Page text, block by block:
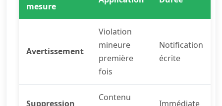
mesure
Avertissement
Violation
mineure
première
fois
Notification
écrite
Suppression
Contenu
Immédiate